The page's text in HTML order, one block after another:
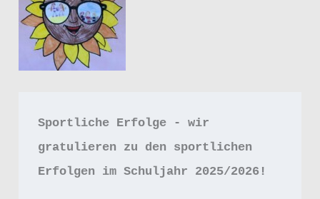
Sportliche Erfolge - wir
gratulieren zu den sportlichen
Erfolgen im Schuljahr 2025/2026!